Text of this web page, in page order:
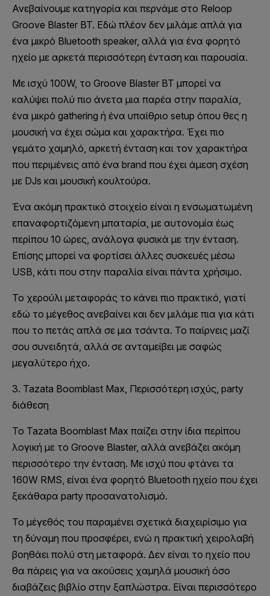
Ανεβαίνουμε κατηγορία και περνάμε στο Reloop
Groove Blaster BT. Εδώ πλέον δεν μιλάμε απλά για
ένα μικρό Bluetooth speaker, αλλά για ένα φορητό
ηχείο με αρκετά περισσότερη ένταση και παρουσία.
Με ισχύ 100W, το Groove Blaster BT μπορεί να
καλύψει πολύ πιο άνετα μια παρέα στην παραλία,
ένα μικρό gathering ή ένα υπαίθριο setup όπου θες η
μουσική να έχει σώμα και χαρακτήρα. Έχει πιο
γεμάτο χαμηλό, αρκετή ένταση και τον χαρακτήρα
που περιμένεις από ένα brand που έχει άμεση σχέση
με DJs και μουσική κουλτούρα.
Ένα ακόμη πρακτικό στοιχείο είναι η ενσωματωμένη
επαναφορτιζόμενη μπαταρία, με αυτονομία έως
περίπου 10 ώρες, ανάλογα φυσικά με την ένταση.
Επίσης μπορεί να φορτίσει άλλες συσκευές μέσω
USB, κάτι που στην παραλία είναι πάντα χρήσιμο.
Το χερούλι μεταφοράς το κάνει πιο πρακτικό, γιατί
εδώ το μέγεθος ανεβαίνει και δεν μιλάμε πια για κάτι
που το πετάς απλά σε μια τσάντα. Το παίρνεις μαζί
σου συνειδητά, αλλά σε ανταμείβει με σαφώς
μεγαλύτερο ήχο.
3. Tazata Boomblast Max, Περισσότερη ισχύς, party
διάθεση
Το Tazata Boomblast Max παίζει στην ίδια περίπου
λογική με το Groove Blaster, αλλά ανεβάζει ακόμη
περισσότερο την ένταση. Με ισχύ που φτάνει τα
160W RMS, είναι ένα φορητό Bluetooth ηχείο που έχει
ξεκάθαρα party προσανατολισμό.
Το μέγεθός του παραμένει σχετικά διαχειρίσιμο για
τη δύναμη που προσφέρει, ενώ η πρακτική χειρολαβή
βοηθάει πολύ στη μεταφορά. Δεν είναι το ηχείο που
θα πάρεις για να ακούσεις χαμηλά μουσική όσο
διαβάζεις βιβλίο στην ξαπλώστρα. Είναι περισσότερο